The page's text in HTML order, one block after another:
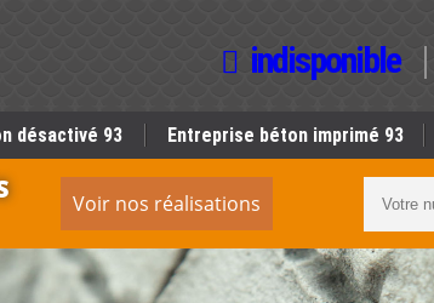
indisponible
désactivé 93 Entreprise béton imprimé 93
Voir nos réalisations